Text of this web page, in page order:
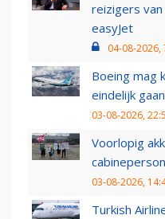
reizigers van
easyJet
04-08-2026,
Boeing mag
eindelijk
03-08-2026,
Voorlopig
03-08-2026,
Turkish